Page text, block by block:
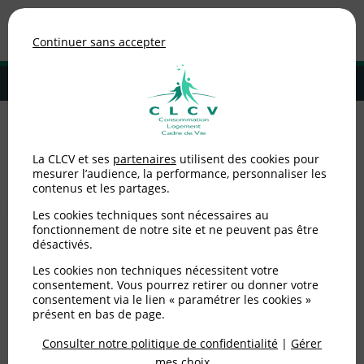
MENU
Adhérer à la CLCV
A la Une
Continuer sans accepter
La CLCV et ses partenaires utilisent des cookies pour
mesurer l’audience, la performance, personnaliser les
contenus et les partages.
Les cookies techniques sont nécessaires au
fonctionnement de notre site et ne peuvent pas être
désactivés.
Les cookies non techniques nécessitent votre
consentement. Vous pourrez retirer ou donner votre
consentement via le lien « paramétrer les cookies »
présent en bas de page.
Consulter notre politique de confidentialité | Gérer